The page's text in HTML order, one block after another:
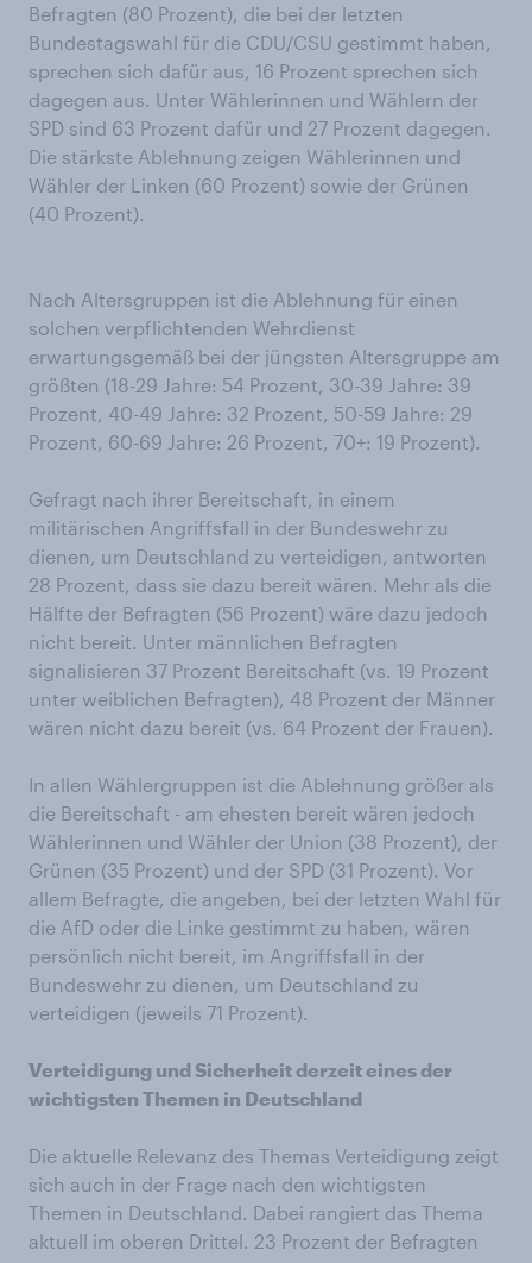
Befragten (80 Prozent), die bei der letzten
Bundestagswahl für die CDU/CSU gestimmt haben,
sprechen sich dafür aus, 16 Prozent sprechen sich
dagegen aus. Unter Wählerinnen und Wählern der
SPD sind 63 Prozent dafür und 27 Prozent dagegen.
Die stärkste Ablehnung zeigen Wählerinnen und
Wähler der Linken (60 Prozent) sowie der Grünen
(40 Prozent).
Nach Altersgruppen ist die Ablehnung für einen
solchen verpflichtenden Wehrdienst
erwartungsgemäß bei der jüngsten Altersgruppe am
größten (18-29 Jahre: 54 Prozent, 30-39 Jahre: 39
Prozent, 40-49 Jahre: 32 Prozent, 50-59 Jahre: 29
Prozent, 60-69 Jahre: 26 Prozent, 70+: 19 Prozent).
Gefragt nach ihrer Bereitschaft, in einem
militärischen Angriffsfall in der Bundeswehr zu
dienen, um Deutschland zu verteidigen, antworten
28 Prozent, dass sie dazu bereit wären. Mehr als die
Hälfte der Befragten (56 Prozent) wäre dazu jedoch
nicht bereit. Unter männlichen Befragten
signalisieren 37 Prozent Bereitschaft (vs. 19 Prozent
unter weiblichen Befragten), 48 Prozent der Männer
wären nicht dazu bereit (vs. 64 Prozent der Frauen).
In allen Wählergruppen ist die Ablehnung größer als
die Bereitschaft - am ehesten bereit wären jedoch
Wählerinnen und Wähler der Union (38 Prozent), der
Grünen (35 Prozent) und der SPD (31 Prozent). Vor
allem Befragte, die angeben, bei der letzten Wahl für
die AfD oder die Linke gestimmt zu haben, wären
persönlich nicht bereit, im Angriffsfall in der
Bundeswehr zu dienen, um Deutschland zu
verteidigen (jeweils 71 Prozent).
Verteidigung und Sicherheit derzeit eines der
wichtigsten Themen in Deutschland
Die aktuelle Relevanz des Themas Verteidigung zeigt
sich auch in der Frage nach den wichtigsten
Themen in Deutschland. Dabei rangiert das Thema
aktuell im oberen Drittel. 23 Prozent der Befragten